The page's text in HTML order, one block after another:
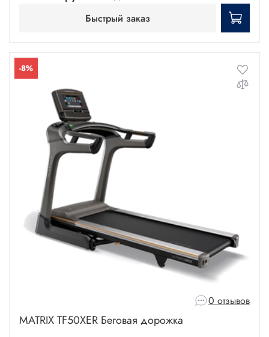
Быстрый заказ
-8%
0 отзывов
MATRIX TF50XER Беговая дорожка